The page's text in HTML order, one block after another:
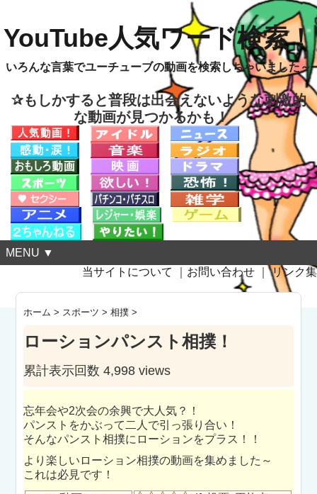
YouTube人気ワード検索！
いろんな言葉でユーチューブの動画を検索しちゃいました～
✰もしかすると普段は出会えないような刺激的
な動画が見つかるかも！
MENU ▼
当サイトについて
お問い合わせ ｜リンク集
ホーム > スポーツ >相撲 >
ローションパンスト相撲！
累計表示回数 4,998 views
忘年会や2次会の余興で大人気？！
パンストをかぶって二人で引っ張り合い！
そんなパンスト相撲にローションをプラス！！
より楽しいローション相撲の動画を集めました～
これは必見です！